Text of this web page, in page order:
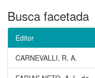
Busca facetada
Editor
CARNEVALLI, R. A.